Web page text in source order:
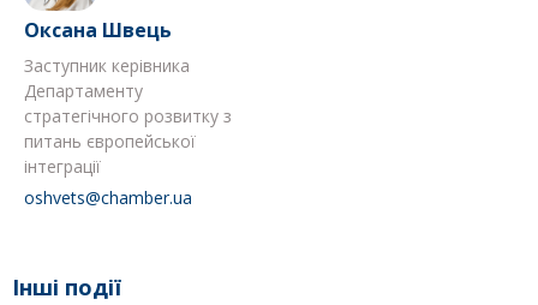
Оксана Швець
Заступник керівника
Департаменту
стратегічного розвитку з
питань європейської
інтеграції
oshvets@chamber.ua
Інші події